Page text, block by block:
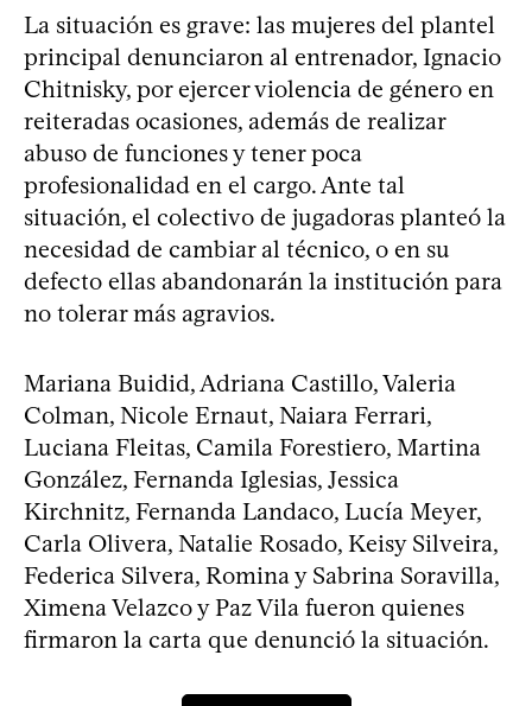
La situación es grave: las mujeres del plantel
principal denunciaron al entrenador, Ignacio
Chitnisky, por ejercer violencia de género en
reiteradas ocasiones, además de realizar
abuso de funciones y tener poca
profesionalidad en el cargo. Ante tal
situación, el colectivo de jugadoras planteó la
necesidad de cambiar al técnico, o en su
defecto ellas abandonarán la institución para
no tolerar más agravios.
Mariana Buidid, Adriana Castillo, Valeria
Colman, Nicole Ernaut, Naiara Ferrari,
Luciana Fleitas, Camila Forestiero, Martina
González, Fernanda Iglesias, Jessica
Kirchnitz, Fernanda Landaco, Lucía Meyer,
Carla Olivera, Natalie Rosado, Keisy Silveira,
Federica Silvera, Romina y Sabrina Soravilla,
Ximena Velazco y Paz Vila fueron quienes
firmaron la carta que denunció la situación.